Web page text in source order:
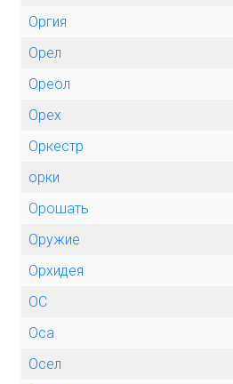
Оргия
Орел
Ореол
Орех
Оркестр
орки
Орошать
Оружие
Орхидея
ОС
Оса
Осел